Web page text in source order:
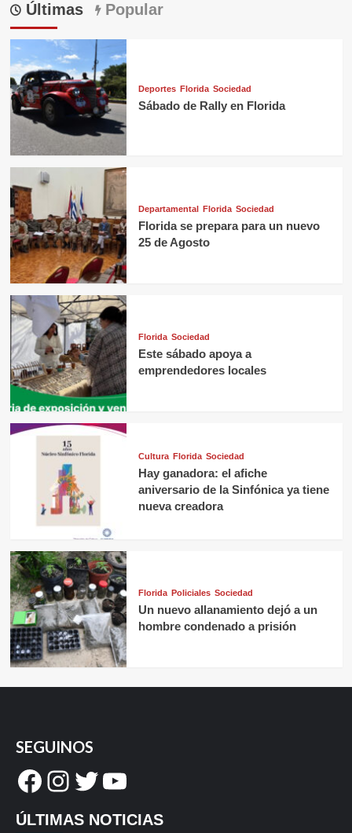
Últimas Popular
Deportes Florida Sociedad
Sábado de Rally en Florida
Departamental Florida Sociedad
Florida se prepara para un nuevo
25 de Agosto
Florida Sociedad
Este sábado apoya a
emprendedores locales
Cultura Florida Sociedad
Hay ganadora: el afiche
aniversario de la Sinfónica ya tiene
nueva creadora
Florida Policiales Sociedad
Un nuevo allanamiento dejó a un
hombre condenado a prisión
SEGUINOS
Facebook
Instagram
Twitter
YouTube
ÚLTIMAS NOTICIAS